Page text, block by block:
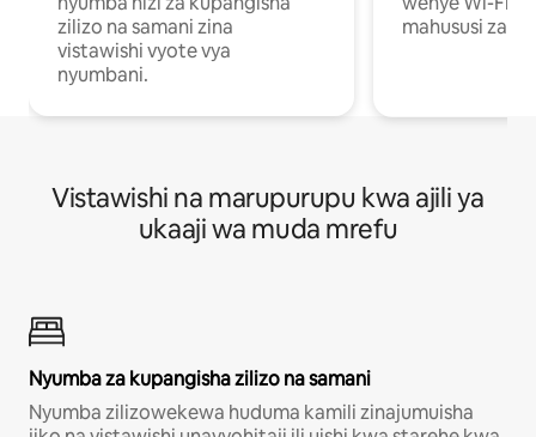
zilizo na samani zina
vistawishi vyote vya
nyumbani.
mahususi za
Vistawishi na marupurupu kwa ajili ya
ukaaji wa muda mrefu
Nyumba za kupangisha zilizo na samani
Nyumba zilizowekewa huduma kamili zinajumuisha